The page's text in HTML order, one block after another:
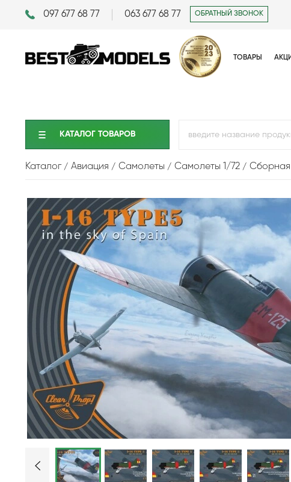
097 677 68 77 063 677 68 77 ОБРАТНЫЙ ЗВОНОК
ТОВАРЫ
КАТАЛОГ ТОВАРОВ
Каталог Авиация Самолеты Самолеты 1/72 Сборная